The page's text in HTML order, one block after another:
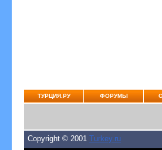
ТУРЦИЯ.РУ ФОРУМЫ
Copyright © 2001 Turkey.ru